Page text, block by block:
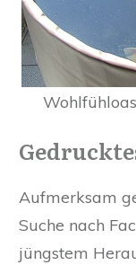
Aufmerksam
Suche nach
jüngstem